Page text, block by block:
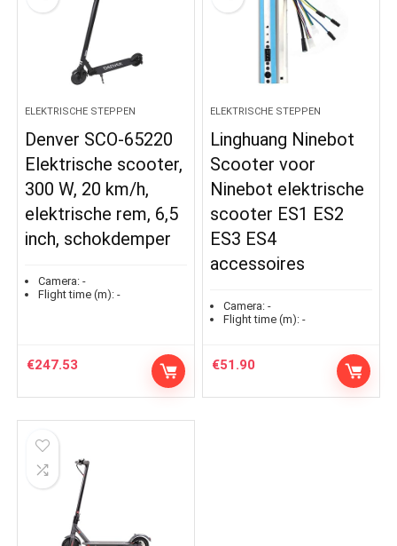
ELEKTRISCHE STEPPEN
Denver SCO-65220
Elektrische scooter,
300 W, 20 km/h,
elektrische rem, 6,5
inch, schokdemper
Camera: -
Flight time (m): -
€247.53
ELEKTRISCHE STEPPEN
Linghuang Ninebot
Scooter voor
Ninebot elektrische
scooter ES1 ES2
ES3 ES4
accessoires
Camera: -
Flight time (m): -
€51.90